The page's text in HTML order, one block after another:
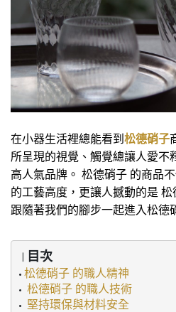
在小器生活裡總能看到 松德硝子
所呈現的視覺、觸覺總讓人愛不
高人氣品牌。 松德硝子 的商品
的工藝高度，更讓人撼動的是 松
跟隨著我們的腳步一起進入松德
目次
• 松德硝子 的職人精神
• 松德硝子 的職人技術
• 堅持環保與材料安全